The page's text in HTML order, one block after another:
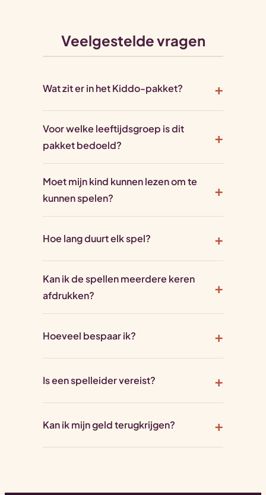
Veelgestelde vragen
Wat zit er in het Kiddo-pakket?
Voor welke leeftijdsgroep is dit
pakket bedoeld?
Moet mijn kind kunnen lezen om te
kunnen spelen?
Hoe lang duurt elk spel?
Kan ik de spellen meerdere keren
afdrukken?
Hoeveel bespaar ik?
Is een spelleider vereist?
Kan ik mijn geld terugkrijgen?